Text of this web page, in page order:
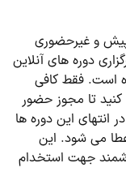
پیش و غیرحضوری
دوره های آنلاین
است. فقط کافی
کنید تا مجوز حضور
انتهای این دوره ها
می شود. این
جهت استخدام